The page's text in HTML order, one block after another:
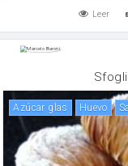
Leer
azúcar glas huevo sal